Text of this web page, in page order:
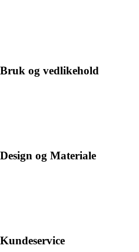
Bruk og vedlikehold
Design og Materiale
Kundeservice